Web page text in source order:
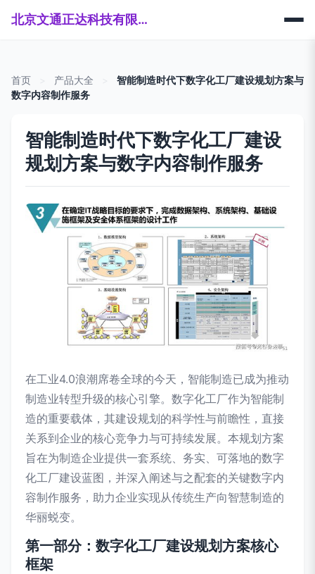
北京文通正达科技有限公司
首页 产品大全
智能制造时代下数字化工厂建设规划方案与
数字内容制作服务
智能制造时代下数字化工厂建设
规划方案与数字内容制作服务
在工业4.0浪潮席卷全球的今天，智能制造已成为推动
制造业转型升级的核心引擎。数字化工厂作为智能制
造的重要载体，其建设规划的科学性与前瞻性，直接
关系到企业的核心竞争力与可持续发展。本规划方案
旨在为制造企业提供一套系统、务实、可落地的数字
化工厂建设蓝图，并深入阐述与之配套的关键数字内
容制作服务，助力企业实现从传统生产向智慧制造的
华丽蜕变。
第一部分：数字化工厂建设规划方案核心
框架